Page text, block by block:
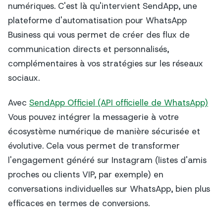
numériques. C'est là qu'intervient SendApp, une
plateforme d'automatisation pour WhatsApp
Business qui vous permet de créer des flux de
communication directs et personnalisés,
complémentaires à vos stratégies sur les réseaux
sociaux.
Avec SendApp Officiel (API officielle de WhatsApp)
Vous pouvez intégrer la messagerie à votre
écosystème numérique de manière sécurisée et
évolutive. Cela vous permet de transformer
l'engagement généré sur Instagram (listes d'amis
proches ou clients VIP, par exemple) en
conversations individuelles sur WhatsApp, bien plus
efficaces en termes de conversions.